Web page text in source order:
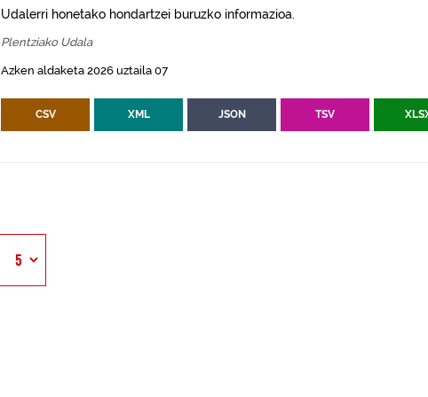
Udalerri honetako hondartzei buruzko informazioa.
Plentziako Udala
Azken aldaketa 2026 uztaila 07
CSV XML JSON TSV